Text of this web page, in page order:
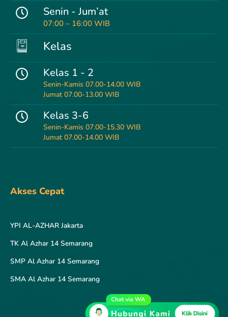
Senin - Jum’at
07:00 – 16:00 WIB
Kelas
Kelas 1 - 2
Senin-Kamis 07.00-14.00 WIB
Jumat 07.00-13.00 WIB
Kelas 3-6
Senin-Kamis 07.00-15.30 WIB
Jumat 07.00-14.00 WIB
Akses Cepat
YPI AL-AZHAR Jakarta
TK Al Azhar 14 Semarang
SMP Al Azhar 14 Semarang
SMA Al Azhar 14 Semarang